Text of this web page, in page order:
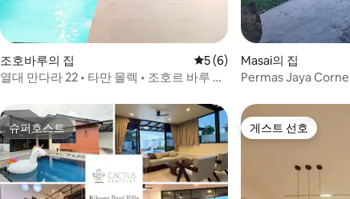
조호바루의 집 평점 5점(5점 만점), 후기 6개
5 (6)
열대 만다라 22 • 타만 몰렉 • 조호르 바루 타
Masai의 집
Permas Jaya
슈퍼호스트
슈퍼호스트 게스트 선호
게스트 선호